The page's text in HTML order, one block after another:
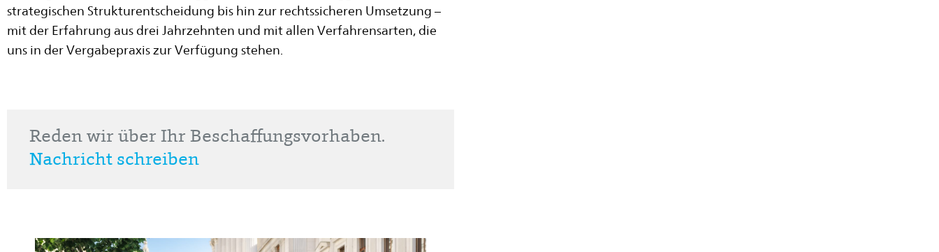
strategischen Strukturentscheidung bis hin zur rechtssicheren Umsetzung –
mit der Erfahrung aus drei Jahrzehnten und mit allen Verfahrensarten, die
uns in der Vergabepraxis zur Verfügung stehen.
Reden wir über Ihr Beschaffungsvorhaben.
Nachricht schreiben